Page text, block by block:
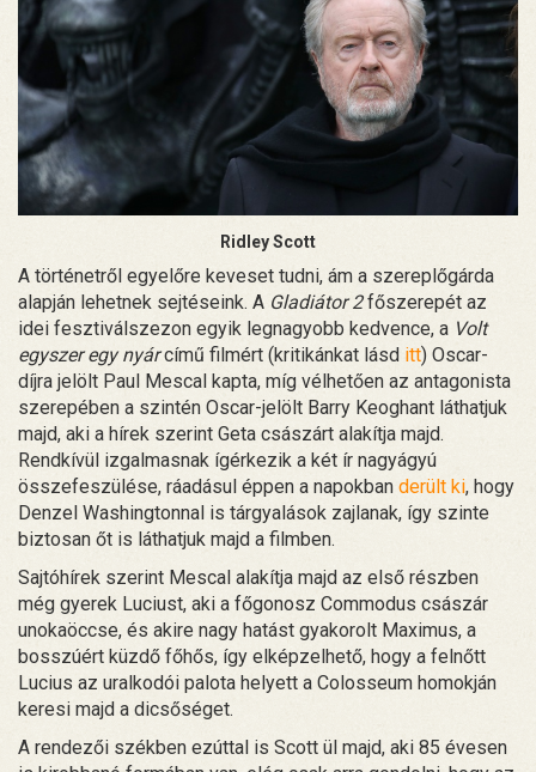
Ridley Scott
A történetről egyelőre keveset tudni, ám a szereplőgárda
alapján lehetnek sejtéseink. A Gladiátor 2főszerepét az
idei fesztiválszezon egyik legnagyobb kedvence, a Volt
egyszer egy nyárcímű filmért (kritikánkat lásd itt) Oscar-
díjra jelölt Paul Mescal kapta, míg vélhetően az antagonista
szerepében a szintén Oscar-jelölt Barry Keoghant láthatjuk
majd, aki a hírek szerint Geta császárt alakítja majd.
Rendkívül izgalmasnak ígérkezik a két ír nagyágyú
összefeszülése, ráadásul éppen a napokban derült ki, hogy
Denzel Washingtonnal is tárgyalások zajlanak, így szinte
biztosan őt is láthatjuk majd a filmben.
Sajtóhírek szerint Mescal alakítja majd az első részben
még gyerek Luciust, aki a főgonosz Commodus császár
unokaöccse, és akire nagy hatást gyakorolt Maximus, a
bosszúért küzdő főhős, így elképzelhető, hogy a felnőtt
Lucius az uralkodói palota helyett a Colosseum homokján
keresi majd a dicsőséget.
A rendezői székben ezúttal is Scott ül majd, aki 85 évesen